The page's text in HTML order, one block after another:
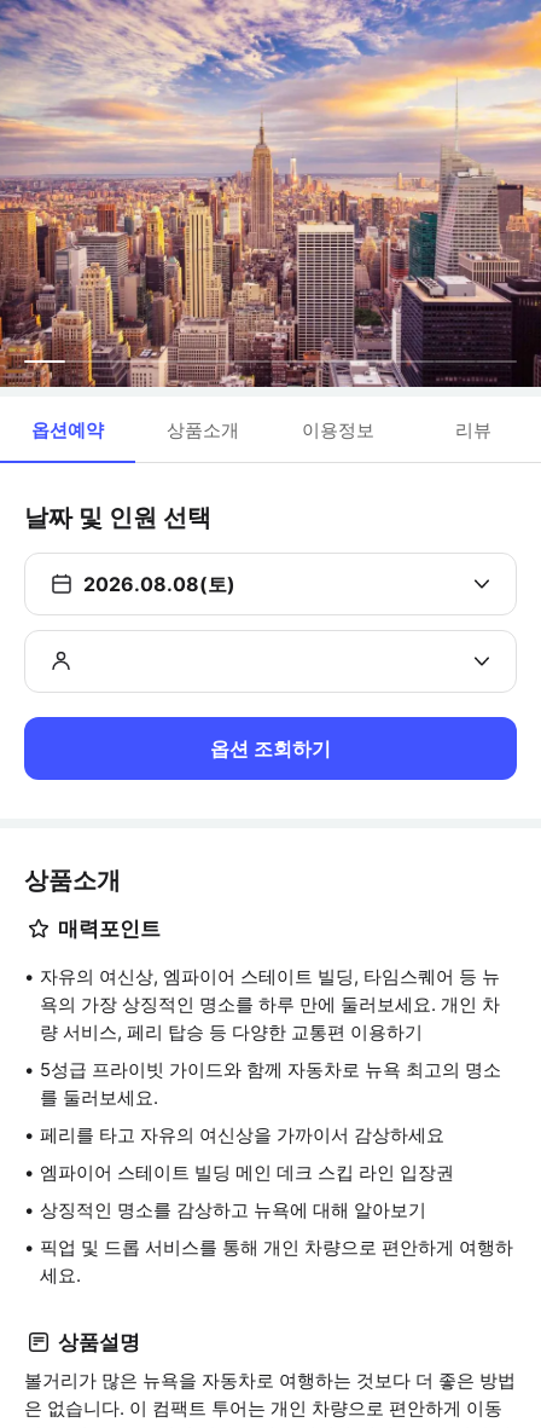
옵션예약 상품소개 이용정보 리뷰
날짜 및 인원 선택
2026.08.08(토)
옵션 조회하기
상품소개
매력포인트
자유의 여신상, 엠파이어 스테이트 빌딩, 타임스퀘어 등 뉴
욕의 가장 상징적인 명소를 하루 만에 둘러보세요. 개인 차
량 서비스, 페리 탑승 등 다양한 교통편 이용하기
5성급 프라이빗 가이드와 함께 자동차로 뉴욕 최고의 명소
를 둘러보세요.
페리를 타고 자유의 여신상을 가까이서 감상하세요
엠파이어 스테이트 빌딩 메인 데크 스킵 라인 입장권
상징적인 명소를 감상하고 뉴욕에 대해 알아보기
픽업 및 드롭 서비스를 통해 개인 차량으로 편안하게 여행하
세요.
상품설명
볼거리가 많은 뉴욕을 자동차로 여행하는 것보다 더 좋은 방법
은 없습니다. 이 컴팩트 투어는 개인 차량으로 편안하게 이동